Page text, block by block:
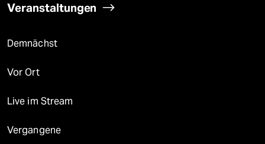
Veranstaltungen
Demnächst
Vor Ort
Live im Stream
Vergangene